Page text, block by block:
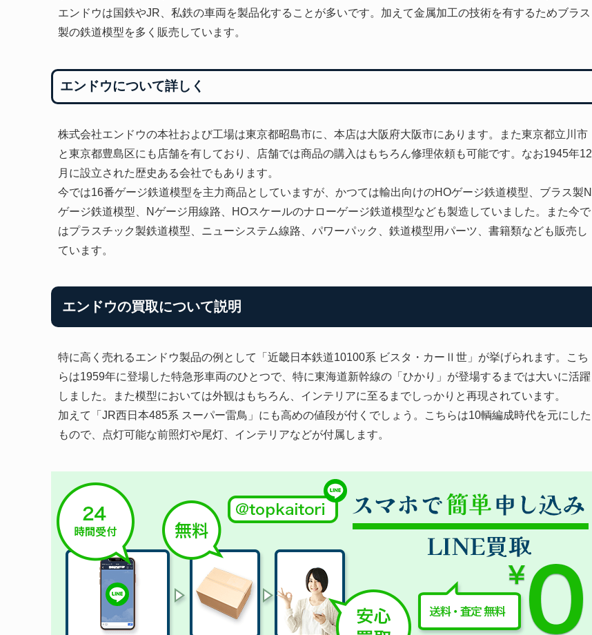
エンドウは国鉄やJR、私鉄の車両を製品化することが多いです。加えて金属加工の技術を有するためブラス
製の鉄道模型を多く販売しています。
エンドウについて詳しく
株式会社エンドウの本社および工場は東京都昭島市に、本店は大阪府大阪市にあります。また東京都立川市
と東京都豊島区にも店舗を有しており、店舗では商品の購入はもちろん修理依頼も可能です。なお1945年12
月に設立された歴史ある会社でもあります。
今では16番ゲージ鉄道模型を主力商品としていますが、かつては輸出向けのHOゲージ鉄道模型、ブラス製N
ゲージ鉄道模型、Nゲージ用線路、HOスケールのナローゲージ鉄道模型なども製造していました。また今で
はプラスチック製鉄道模型、ニューシステム線路、パワーパック、鉄道模型用パーツ、書籍類なども販売し
ています。
エンドウの買取について説明
特に高く売れるエンドウ製品の例として「近畿日本鉄道10100系 ビスタ・カーⅡ世」が挙げられます。こち
らは1959年に登場した特急形車両のひとつで、特に東海道新幹線の「ひかり」が登場するまでは大いに活躍
しました。また模型においては外観はもちろん、インテリアに至るまでしっかりと再現されています。
加えて「JR西日本485系 スーパー雷鳥」にも高めの値段が付くでしょう。こちらは10輌編成時代を元にした
もので、点灯可能な前照灯や尾灯、インテリアなどが付属します。